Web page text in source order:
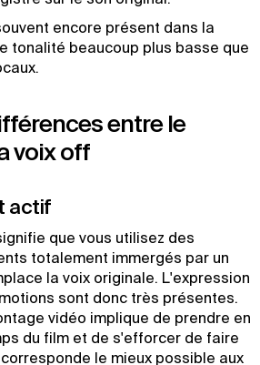
encore présent dans la
tonalité beaucoup plus basse que
entre le
voix off
actif
que vous utilisez des
totalement immergés par un
la voix originale. L'expression
sont donc très présentes.
vidéo implique de prendre en
du film et de s'efforcer de faire
le mieux possible aux